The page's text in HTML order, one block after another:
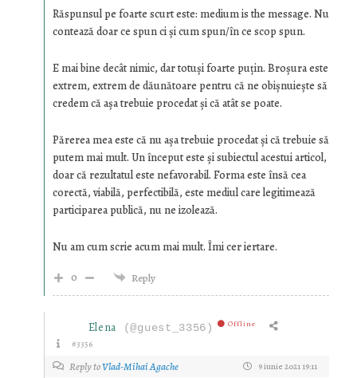
Răspunsul pe foarte scurt este: medium is the message. Nu
contează doar ce spun ci și cum spun/în ce scop spun.
E mai bine decât nimic, dar totuși foarte puțin. Broșura este
extrem, extrem de dăunătoare pentru că ne obișnuiește să
credem că așa trebuie procedat și că atât se poate.
Părerea mea este că nu așa trebuie procedat și că trebuie să
putem mai mult. Un început este și subiectul acestui articol,
doar că rezultatul este nefavorabil. Forma este însă cea
corectă, viabilă, perfectibilă, este mediul care legitimează
participarea publică, nu ne izolează.
Nu am cum scrie acum mai mult. Îmi cer iertare.
0
Reply
Elena (@guest_3356) Offline
#3356
Reply toVlad-Mihai Agache 9 iunie 2021 19:11